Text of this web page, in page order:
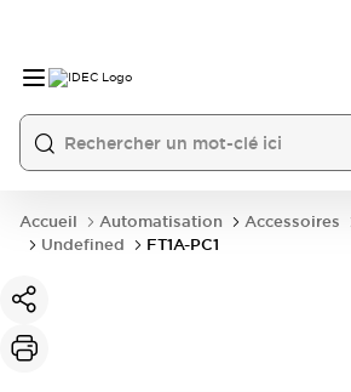
Accueil Automatisation Accessoires
Undefined
FT1A-PC1